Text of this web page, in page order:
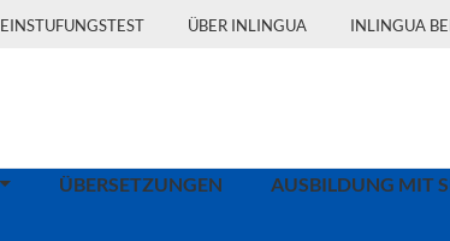
EINSTUFUNGSTEST ÜBER INLINGUA INLINGUA
ÜBERSETZUNGEN AUSBILDUNG MIT